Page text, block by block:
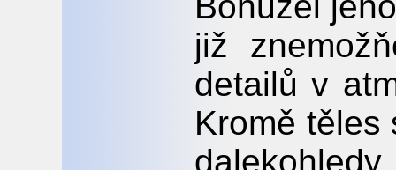
již
detailů v
Kromě těles